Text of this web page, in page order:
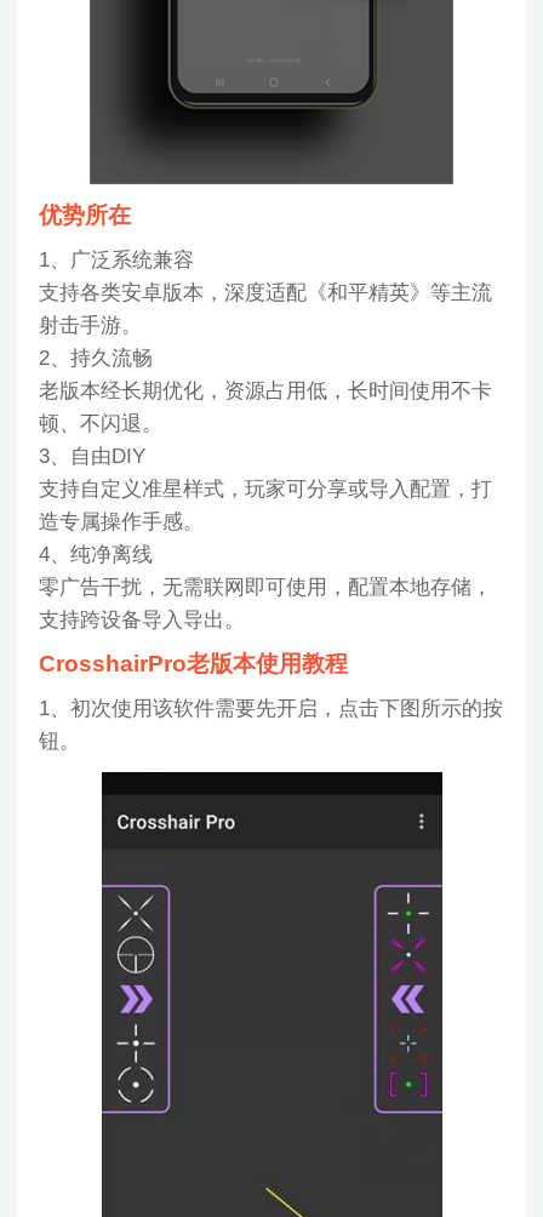
优势所在
1、广泛系统兼容
支持各类安卓版本，深度适配《和平精英》等主流
射击手游。
2、持久流畅
老版本经长期优化，资源占用低，长时间使用不卡
顿、不闪退。
3、自由DIY
支持自定义准星样式，玩家可分享或导入配置，打
造专属操作手感。
4、纯净离线
零广告干扰，无需联网即可使用，配置本地存储，
支持跨设备导入导出。
CrosshairPro老版本使用教程
1、初次使用该软件需要先开启，点击下图所示的按
钮。